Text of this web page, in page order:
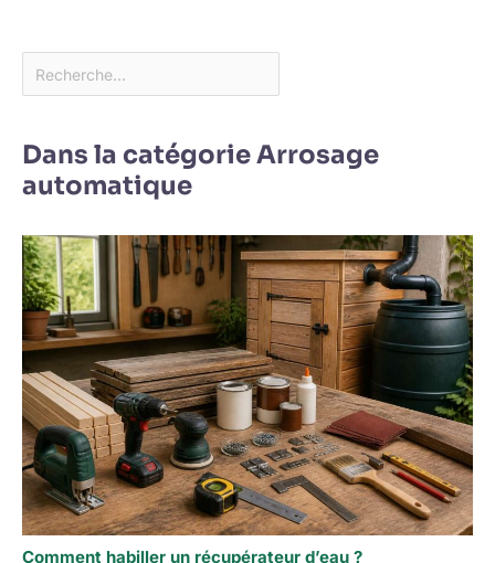
Dans la catégorie Arrosage
automatique
Comment habiller un récupérateur d’eau ?